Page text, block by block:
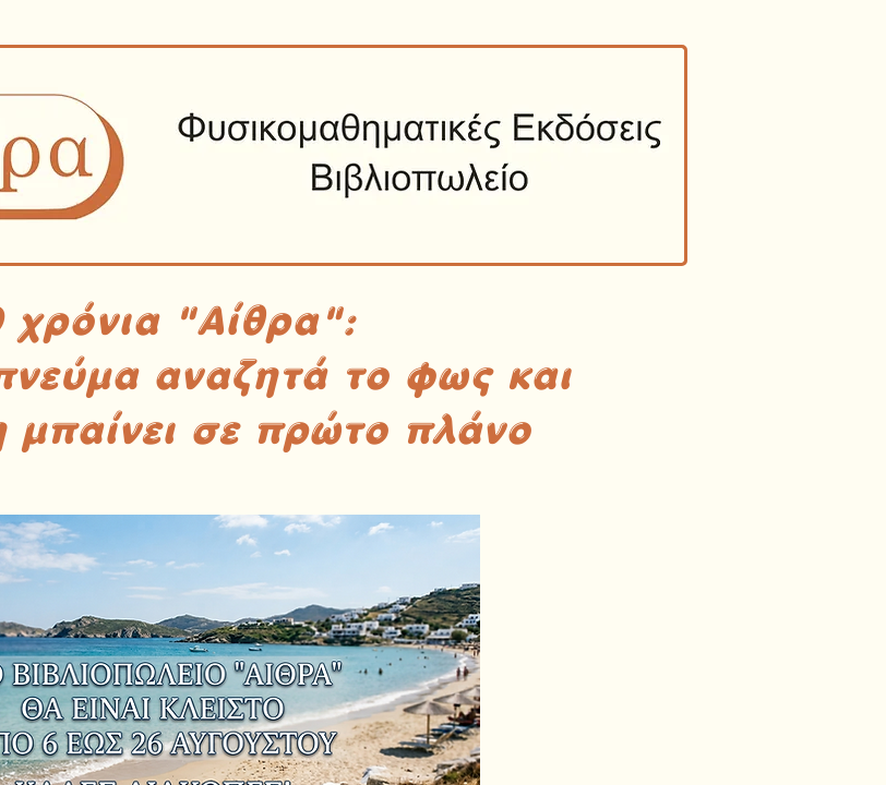
χρόνια "Αίθρα":
αναζητά το φως και
μπαίνει σε πρώτο πλάνο